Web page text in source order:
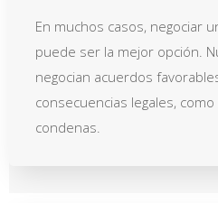
En muchos casos, negociar
puede ser la mejor opción.
negocian acuerdos
consecuencias legales,
condenas.